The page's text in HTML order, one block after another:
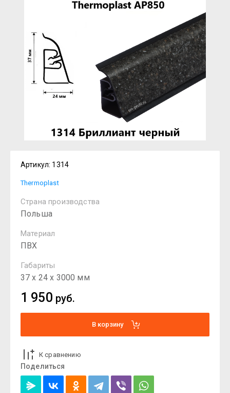
Артикул: 1314
Thermoplast
Страна производства
Польша
Материал
ПВХ
Габариты
37 х 24 х 3000 мм
1 950 руб.
В корзину
К сравнению
Поделиться